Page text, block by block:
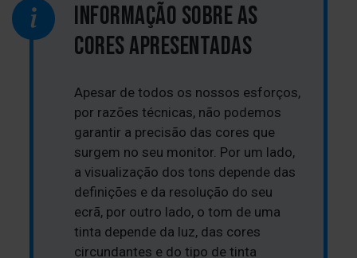
INFORMAÇÃO SOBRE AS
CORES APRESENTADAS
Apesar de todos os nossos esforços,
por razões técnicas, não podemos
garantir a precisão das cores que
surgem no seu monitor. Por um lado,
a visualização dos tons depende das
definições e da resolução do seu
ecrã, por outro lado, o tom de uma
tinta depende da luz, das cores
circundantes e do tipo de tinta